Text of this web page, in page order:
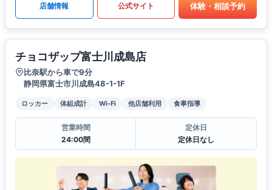
店舗情報 公式サイト 体験・相談予約
チョコザップ富士川成島店
比奈駅から車で9分
静岡県富士市川成島48-1-1F
ロッカー 体組成計 Wi-Fi 他店舗利用 食事指導
営業時間
24:00間
定休日
定休日なし